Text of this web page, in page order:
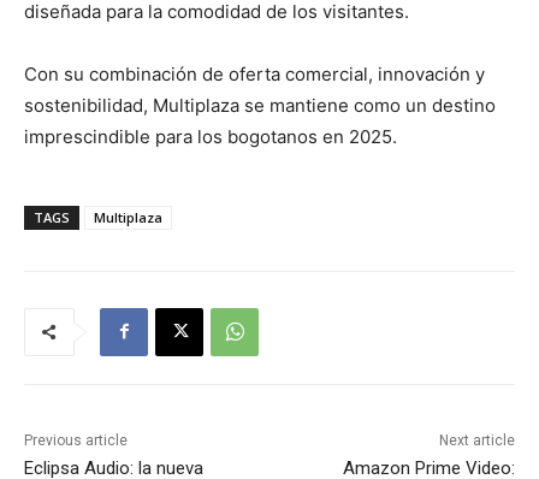
diseñada para la comodidad de los visitantes.
Con su combinación de oferta comercial, innovación y
sostenibilidad, Multiplaza se mantiene como un destino
imprescindible para los bogotanos en 2025.
TAGS Multiplaza
Previous article
Eclipsa Audio: la nueva
Next article
Amazon Prime Video: